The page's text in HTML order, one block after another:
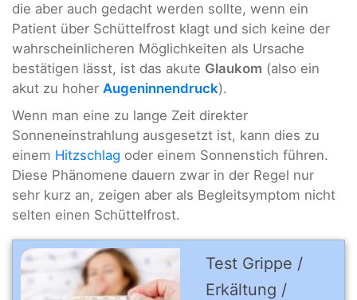
die aber auch gedacht werden sollte, wenn ein
Patient über Schüttelfrost klagt und sich keine der
wahrscheinlicheren Möglichkeiten als Ursache
bestätigen lässt, ist das akute Glaukom (also ein
akut zu hoher Augeninnendruck).
Wenn man eine zu lange Zeit direkter
Sonneneinstrahlung ausgesetzt ist, kann dies zu
einem Hitzschlag oder einem Sonnenstich führen.
Diese Phänomene dauern zwar in der Regel nur
sehr kurz an, zeigen aber als Begleitsymptom nicht
selten einen Schüttelfrost.
Test Grippe /
Erkältung /